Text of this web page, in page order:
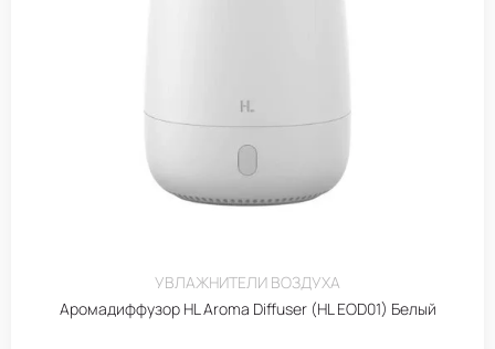
УВЛАЖНИТЕЛИ ВОЗДУХА
Аромадиффузор HL Aroma Diffuser (HL EOD01) Белый